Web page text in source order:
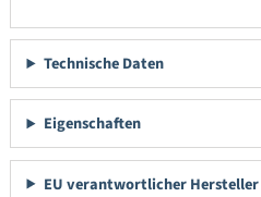
Technische Daten
Eigenschaften
EU verantwortlicher Hersteller